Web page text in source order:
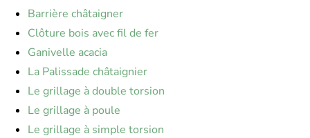
Barrière châtaigner
Clôture bois avec fil de fer
Ganivelle acacia
La Palissade châtaignier
Le grillage à double torsion
Le grillage à poule
Le grillage à simple torsion